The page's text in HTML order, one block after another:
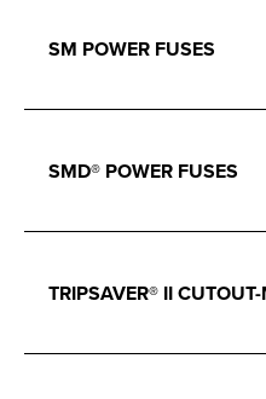
SM POWER FUSES
SMD® POWER FUSES
TRIPSAVER® II